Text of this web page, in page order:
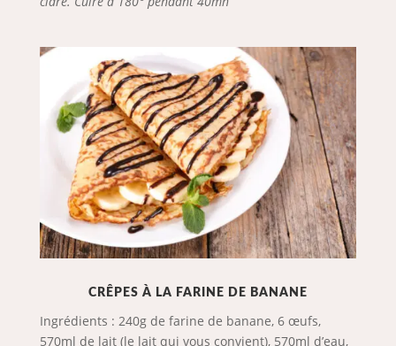
CRÊPES À LA FARINE DE BANANE
Ingrédients : 240g de farine de banane, 6 œufs,
570ml de lait (le lait qui vous convient), 570ml d’eau,